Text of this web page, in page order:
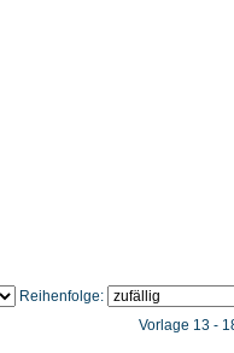
Reihenfolge:
Vorlage 13 -